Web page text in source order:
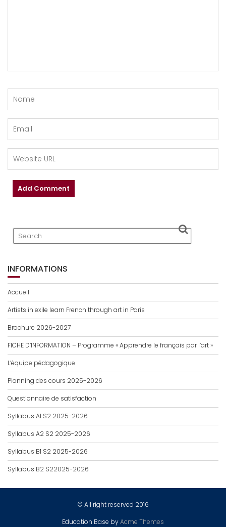
INFORMATIONS
Accueil
Artists in exile learn French through art in Paris
Brochure 2026-2027
FICHE D’INFORMATION – Programme « Apprendre le français par l’art »
L’équipe pédagogique
Planning des cours 2025-2026
Questionnaire de satisfaction
Syllabus A1 S2 2025-2026
Syllabus A2 S2 2025-2026
Syllabus B1 S2 2025-2026
Syllabus B2 S22025-2026
© All right reserved 2016
Education Base byAcme Themes